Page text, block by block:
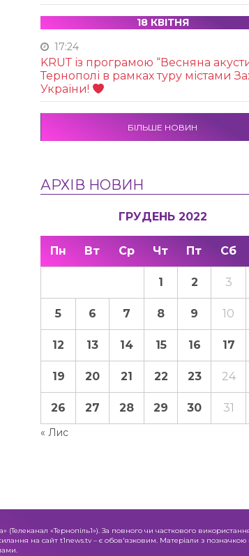
18 КВІТНЯ
17:24
KRUТ із програмою “Весняна
Тернополі в рамках туру містами
України!
БІЛЬШЕ НОВИН
АРХІВ НОВИН
ГРУДЕНЬ 2022
Пн Вт Ср Чт Пт Сб
« Лис
1 2 3
5 6 7 8 9 10
12 13 14 15 16 17
19 20 21 22 23 24
26 27 28 29 30 31
(Телеканал «Тернопіль1»). За повного чи часткового
на сайт t1news.tv – є обов'язковим. Матеріали з позначкою